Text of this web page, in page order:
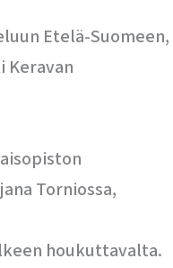
Etelä-Suomeen,
Keravan
Torniossa,
houkuttavalta.